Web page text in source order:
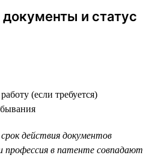
и статус
(если требуется)
действия документов
профессия в патенте совпадают